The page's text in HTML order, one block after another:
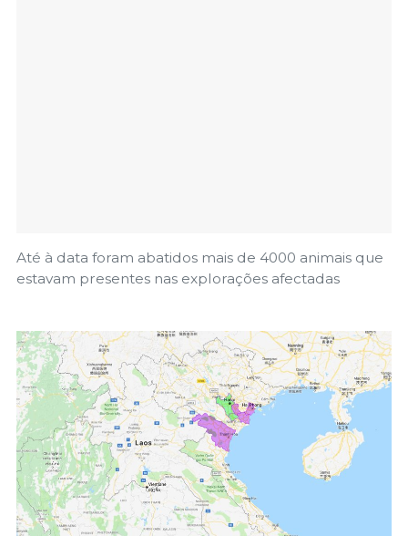
Até à data foram abatidos mais de 4000 animais que
estavam presentes nas explorações afectadas